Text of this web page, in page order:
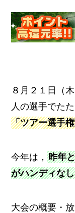
８月２１日（
人の選手でた
「ツアー選手
今年は，昨年
がハンディな
大会の概要・